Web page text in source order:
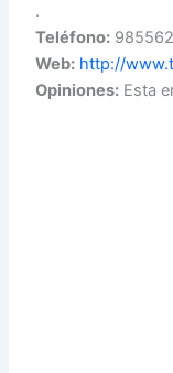
.
Teléfono:
Web: http://
Opiniones: Esta